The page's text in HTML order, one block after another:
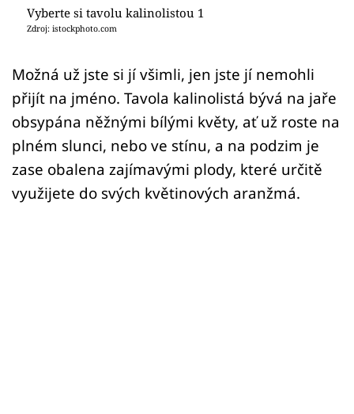
Sledujte nás
Vyberte si tavolu kalinolistou 1
Zdroj: istockphoto.com
Možná už jste si jí všimli, jen jste jí nemohli
přijít na jméno. Tavola kalinolistá bývá na jaře
obsypána něžnými bílými květy, ať už roste na
plném slunci, nebo ve stínu, a na podzim je
zase obalena zajímavými plody, které určitě
využijete do svých květinových aranžmá.